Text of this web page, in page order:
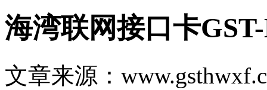
海湾联网接口卡
文章来源：